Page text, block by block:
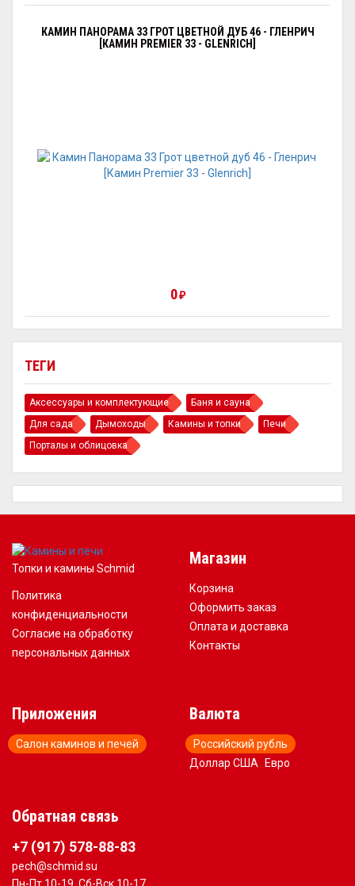
ТЕГИ
Аксессуары и комплектующие
Баня и сауна
Для сада
Дымоходы Камины и топки
Печи
Порталы и облицовка
КАМИН ПАНОРАМА 33 ГРОТ ЦВЕТНОЙ ДУБ 46 - ГЛЕНРИЧ
[КАМИН PREMIER 33 - GLENRICH]
0₽
Топки и камины Schmid
Политика
конфиденциальности
Согласие на обработку
персональных данных
Магазин
Корзина
Оформить заказ
Оплата и доставка
Контакты
Приложения
Салон каминов и печей
Валюта
Российский рубль
Доллар США
Евро
Обратная связь
+7 (917) 578-88-83
pech@schmid.su